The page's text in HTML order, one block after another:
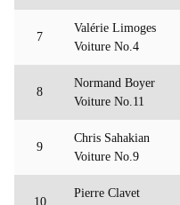
7
Valérie Limoges
Voiture No.4
8
Normand Boyer
Voiture No.11
9
Chris Sahakian
Voiture No.9
10
Pierre Clavet